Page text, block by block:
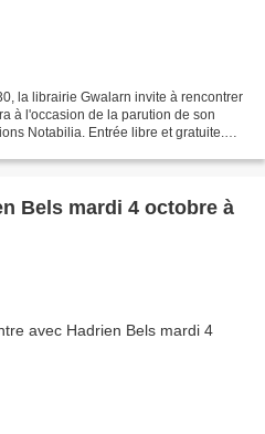
la librairie Gwalarn invite à rencontrer
à l'occasion de la parution de son
Notabilia. Entrée libre et gratuite.
Bels mardi 4 octobre à